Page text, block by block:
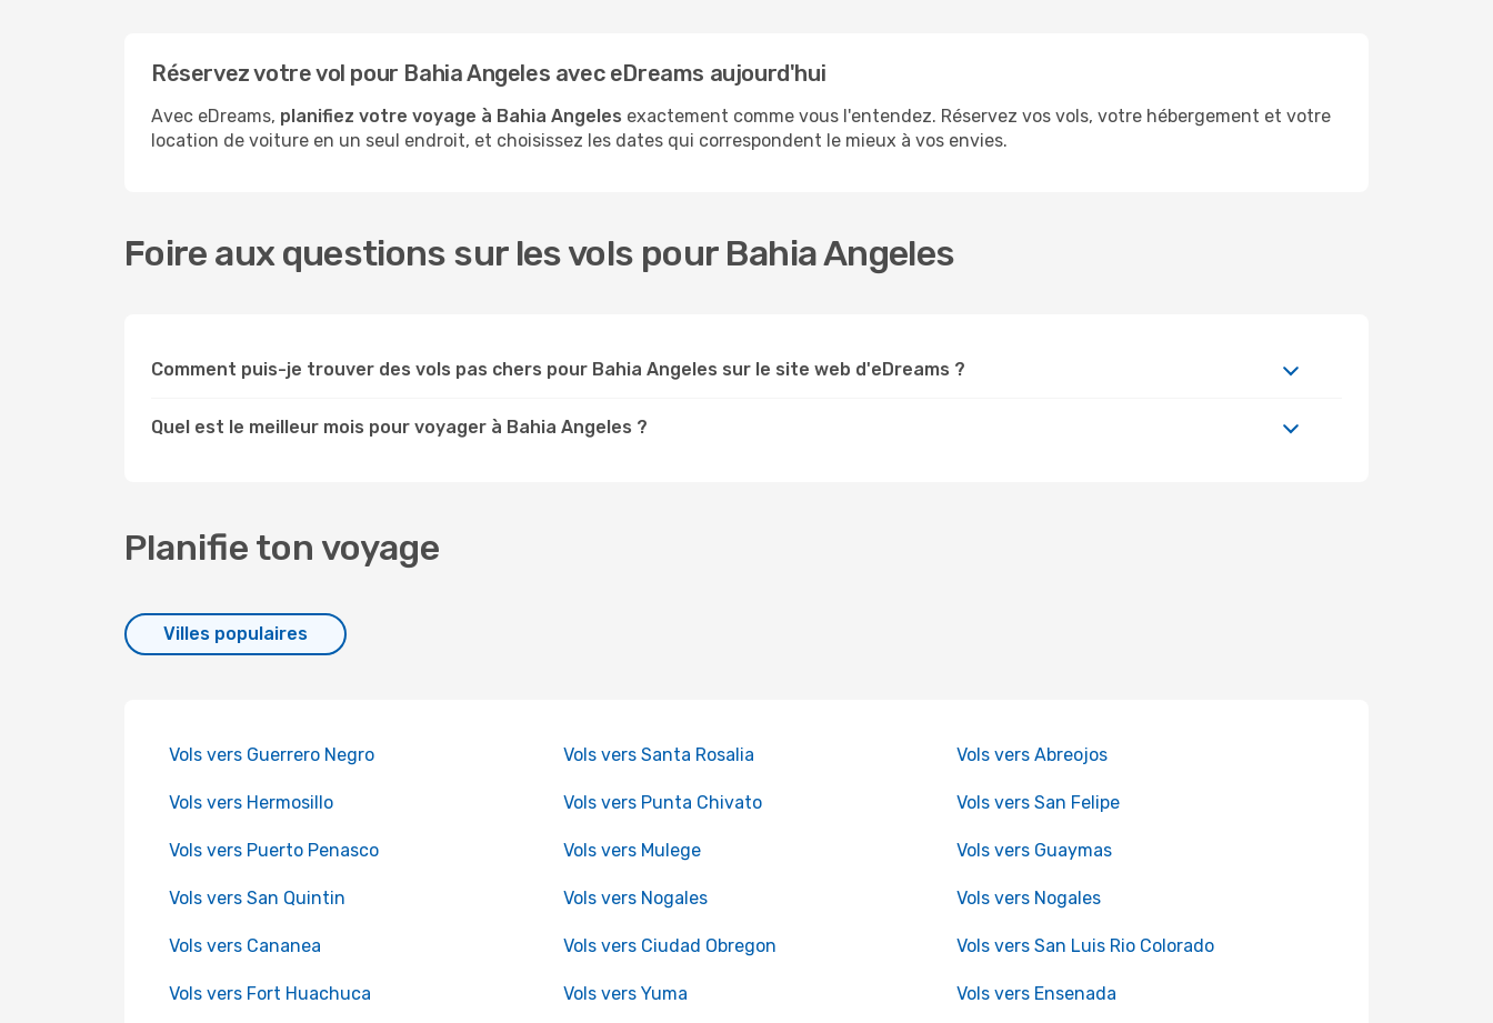
Réservez votre vol pour Bahia Angeles avec eDreams aujourd'hui
Avec eDreams, planifiez votre voyage à Bahia Angeles exactement comme vous l'entendez. Réservez vos vols, votre hébergement et votre
location de voiture en un seul endroit, et choisissez les dates qui correspondent le mieux à vos envies.
Foire aux questions sur les vols pour Bahia Angeles
Comment puis-je trouver des vols pas chers pour Bahia Angeles sur le site web d'eDreams ?
Quel est le meilleur mois pour voyager à Bahia Angeles ?
Planifie ton voyage
Villes populaires
Vols vers Guerrero Negro Vols vers Santa Rosalia Vols vers Abreojos
Vols vers Hermosillo Vols vers Punta Chivato Vols vers San Felipe
Vols vers Puerto Penasco Vols vers Mulege Vols vers Guaymas
Vols vers San Quintin Vols vers Nogales Vols vers Nogales
Vols vers Cananea Vols vers Ciudad Obregon Vols vers San Luis Rio Colorado
Vols vers Fort Huachuca Vols vers Yuma Vols vers Ensenada